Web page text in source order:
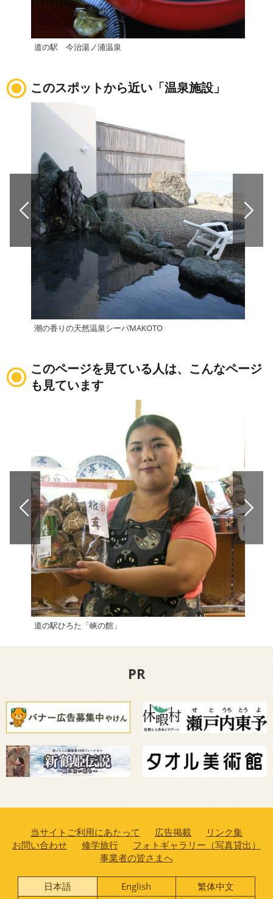
道の駅 今治湯ノ浦温泉
このスポットから近い「温泉施設」
潮の香りの天然温泉シーパMAKOTO
このページを見ている人は、こんなページ
も見ています
道の駅ひろた「峡の館」
PR
当サイトご利用にあたって 広告掲載
リンク集
お問い合わせ
修学旅行
フォトギャラリー（写真貸出）
事業者の皆さまへ
日本語 English 繁体中文